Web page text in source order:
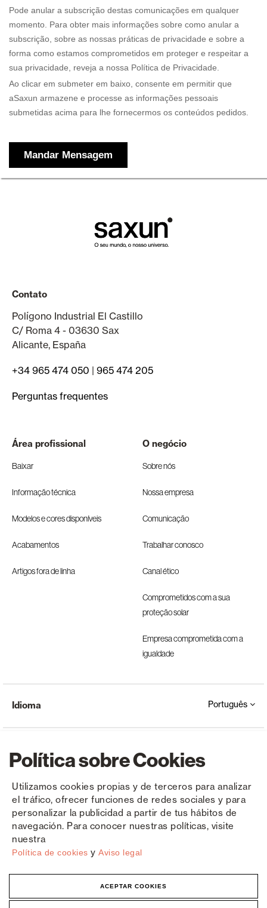
Política sobre Cookies
Utilizamos cookies propias y de terceros para analizar
el tráfico, ofrecer funciones de redes sociales y para
personalizar la publicidad a partir de tus hábitos de
navegación. Para conocer nuestras políticas, visite
nuestra
Política de cookies y Aviso legal
ACEPTAR COOKIES
Contato
Polígono Industrial El Castillo
C/ Roma 4 - 03630 Sax
Alicante, España
+34 965 474 050 | 965 474 205
Perguntas frequentes
Área profissional
Baixar
Informação técnica
Modelos e cores disponíveis
Acabamentos
Artigos fora de linha
O negócio
Sobre nós
Nossa empresa
Comunicação
Trabalhar conosco
Canal ético
Comprometidos com a sua
proteção solar
Empresa comprometida com a
igualdade
Copyright © Saxun 2023 - 2026 Política de privacidade Aviso Legal Cookies
Idioma Português